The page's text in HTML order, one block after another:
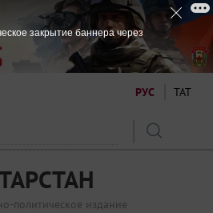
РУС ТАТ
политическое издание
закрытие баннера через